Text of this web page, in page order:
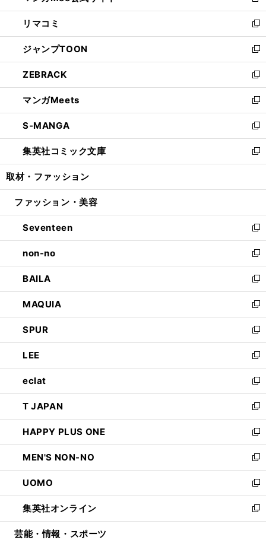
ウ
で
開
く
ン
ド
ウ
で
開
く
ウ
ィ
ン
ド
ウ
で
開
く
し
い
ウ
ィ
ン
ド
ウ
で
開
く
リマコミ
新
し
い
ウ
ィ
ン
ド
ウ
で
開
く
ジャンプTOON
新
し
い
ウ
ィ
ン
ド
ウ
で
開
ZEBRACK
新
し
い
ウ
ィ
ン
ド
ウ
開
マンガMeets
新
し
い
ウ
ィ
ン
ウ
開
く
S-MANGA
新
し
い
ウ
ン
ウ
で
開
く
集英社コミック文庫
新
し
ウ
ン
ド
ウ
で
開
く
取材・ファッション
ファッション・美容
Seventeen
新
し
い
ウ
ィ
ン
ド
ウ
で
開
く
non-no
新
し
い
ウ
ィ
ン
ド
ウ
で
開
く
BAILA
新
し
い
ウ
ィ
ン
ド
ウ
で
開
く
MAQUIA
新
し
い
ウ
ィ
ン
ド
ウ
で
開
く
SPUR
新
し
い
ウ
ィ
ン
ド
ウ
で
開
く
LEE
新
し
い
ウ
ィ
ン
ド
ウ
で
開
く
eclat
新
し
い
ウ
ィ
ン
ド
ウ
で
開
く
T JAPAN
新
し
い
ウ
ィ
ン
ド
ウ
で
開
HAPPY PLUS ONE
新
し
い
ウ
ィ
ン
ド
ウ
MEN'S NON-NO
新
し
い
ウ
ィ
ン
UOMO
新
し
い
ウ
集英社オンライン
新
し
芸能・情報・スポーツ